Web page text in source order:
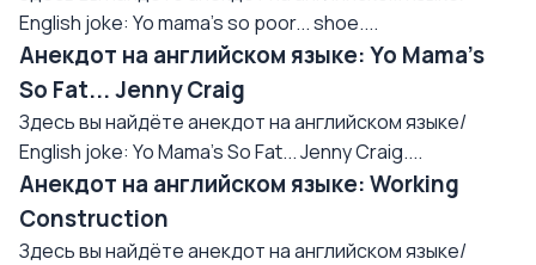
English joke: Yo mama's so poor... shoe....
Анекдот на английском языке: Yo Mama's
So Fat... Jenny Craig
Здесь вы найдёте анекдот на английском языке/
English joke: Yo Mama's So Fat... Jenny Craig....
Анекдот на английском языке: Working
Construction
Здесь вы найдёте анекдот на английском языке/